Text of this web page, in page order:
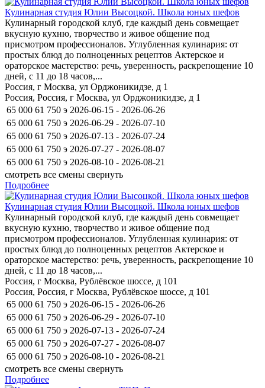
Кулинарная студия Юлии Высоцкой. Школа юных шефов
Кулинарный городской клуб, где каждый день совмещает
вкусную кухню, творчество и живое общение под
присмотром профессионалов. Углубленная кулинария: от
простых блюд до полноценных рецептов Актерское и
ораторское мастерство: речь, уверенность, раскрепощение 10
дней, с 11 до 18 часов,...
Россия, г Москва, ул Орджоникидзе, д 1
Россия, Россия, г Москва, ул Орджоникидзе, д 1
65 000 61 750 э 2026-06-15 - 2026-06-26
65 000 61 750 э 2026-06-29 - 2026-07-10
65 000 61 750 э 2026-07-13 - 2026-07-24
65 000 61 750 э 2026-07-27 - 2026-08-07
65 000 61 750 э 2026-08-10 - 2026-08-21
смотреть все смены свернуть
Подробнее
Кулинарная студия Юлии Высоцкой. Школа юных шефов
Кулинарный городской клуб, где каждый день совмещает
вкусную кухню, творчество и живое общение под
присмотром профессионалов. Углубленная кулинария: от
простых блюд до полноценных рецептов Актерское и
ораторское мастерство: речь, уверенность, раскрепощение 10
дней, с 11 до 18 часов,...
Россия, г Москва, Рублёвское шоссе, д 101
Россия, Россия, г Москва, Рублёвское шоссе, д 101
65 000 61 750 э 2026-06-15 - 2026-06-26
65 000 61 750 э 2026-06-29 - 2026-07-10
65 000 61 750 э 2026-07-13 - 2026-07-24
65 000 61 750 э 2026-07-27 - 2026-08-07
65 000 61 750 э 2026-08-10 - 2026-08-21
смотреть все смены свернуть
Подробнее